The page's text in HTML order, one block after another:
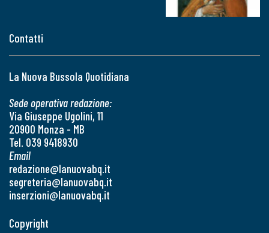
Contatti
La Nuova Bussola Quotidiana
Sede operativa redazione:
Via Giuseppe Ugolini, 11
20900 Monza - MB
Tel. 039 9418930
Email
redazione@lanuovabq.it
segreteria@lanuovabq.it
inserzioni@lanuovabq.it
Copyright